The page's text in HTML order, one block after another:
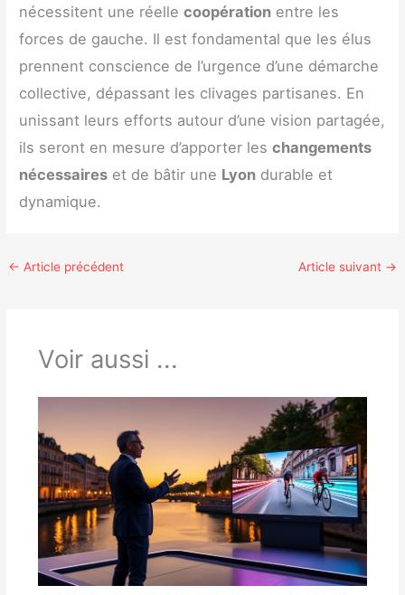
nécessitent une réellecoopération entre les
forces de gauche. Il est fondamental que les élus
prennent conscience de l’urgence d’une démarche
collective, dépassant les clivages partisanes. En
unissant leurs efforts autour d’une vision partagée,
ils seront en mesure d’apporter leschangements
nécessaires et de bâtir une Lyon durable et
dynamique.
← Article précédent Article suivant →
Voir aussi ...